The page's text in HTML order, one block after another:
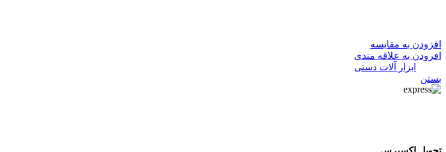
افزودن به مقایسه
افزودن به علاقه مندی
ابزار آلات دستی
بستن